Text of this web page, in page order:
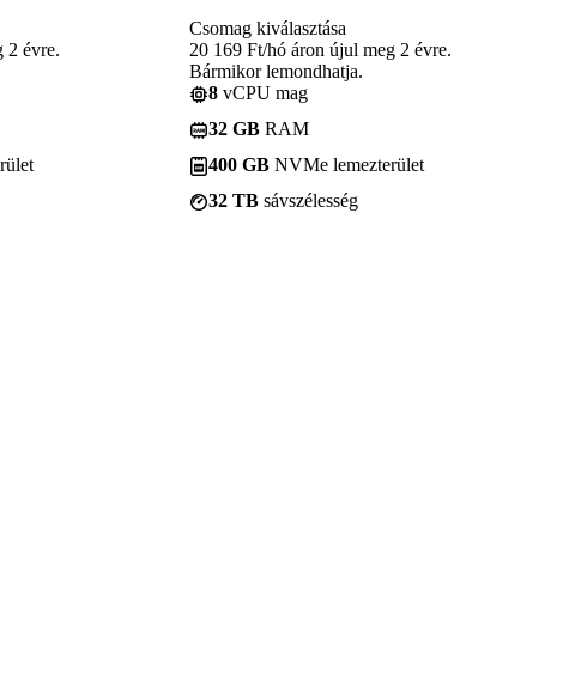
2 évre.
Csomag kiválasztása
20 169 Ft/hó áron újul meg 2 évre.
Bármikor lemondhatja.
8 vCPU mag
32 GB RAM
400 GB NVMe lemezterület
32 TB sávszélesség